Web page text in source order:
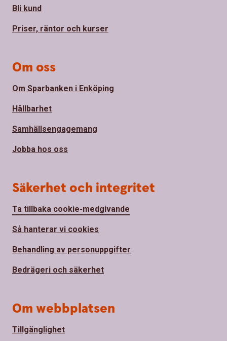
Bli kund
Priser, räntor och kurser
Om oss
Om Sparbanken i Enköping
Hållbarhet
Samhällsengagemang
Jobba hos oss
Säkerhet och integritet
Ta tillbaka cookie-medgivande
Så hanterar vi cookies
Behandling av personuppgifter
Bedrägeri och säkerhet
Om webbplatsen
Tillgänglighet